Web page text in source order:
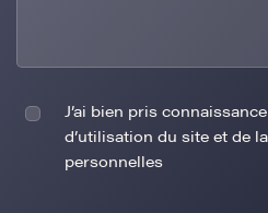
J’ai bien pris
d’utilisation du site et de
personnelles